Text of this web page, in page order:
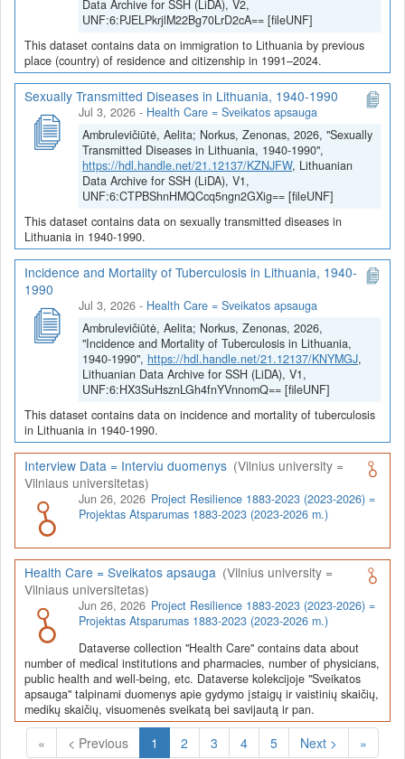
Data Archive for SSH (LiDA), V2,
UNF:6:PJELPkrjlM22Bg70LrD2cA== [fileUNF]
This dataset contains data on immigration to Lithuania by previous
place (country) of residence and citizenship in 1991–2024.
Sexually Transmitted Diseases in Lithuania, 1940-1990
Jul 3, 2026 - Health Care = Sveikatos apsauga
Ambrulevičiūtė, Aelita; Norkus, Zenonas, 2026, "Sexually
Transmitted Diseases in Lithuania, 1940-1990",
https://hdl.handle.net/21.12137/KZNJFW, Lithuanian
Data Archive for SSH (LiDA), V1,
UNF:6:CTPBShnHMQCcq5ngn2GXig== [fileUNF]
This dataset contains data on sexually transmitted diseases in
Lithuania in 1940-1990.
Incidence and Mortality of Tuberculosis in Lithuania, 1940-
1990
Jul 3, 2026 - Health Care = Sveikatos apsauga
Ambrulevičiūtė, Aelita; Norkus, Zenonas, 2026,
"Incidence and Mortality of Tuberculosis in Lithuania,
1940-1990", https://hdl.handle.net/21.12137/KNYMGJ,
Lithuanian Data Archive for SSH (LiDA), V1,
UNF:6:HX3SuHsznLGh4fnYVnnomQ== [fileUNF]
This dataset contains data on incidence and mortality of tuberculosis
in Lithuania in 1940-1990.
Interview Data = Interviu duomenys (Vilnius university =
Vilniaus universitetas)
Jun 26, 2026 Project Resilience 1883-2023 (2023-2026) =
Projektas Atsparumas 1883-2023 (2023-2026 m.)
Health Care = Sveikatos apsauga (Vilnius university =
Vilniaus universitetas)
Jun 26, 2026 Project Resilience 1883-2023 (2023-2026) =
Projektas Atsparumas 1883-2023 (2023-2026 m.)
Dataverse collection "Health Care" contains data about
number of medical institutions and pharmacies, number of physicians,
public health and well-being, etc. Dataverse kolekcijoje "Sveikatos
apsauga" talpinami duomenys apie gydymo įstaigų ir vaistinių skaičių,
medikų skaičių, visuomenės sveikatą bei savijautą ir pan.
« < Previous 1 (Current)
2 3 4 5 Next > »